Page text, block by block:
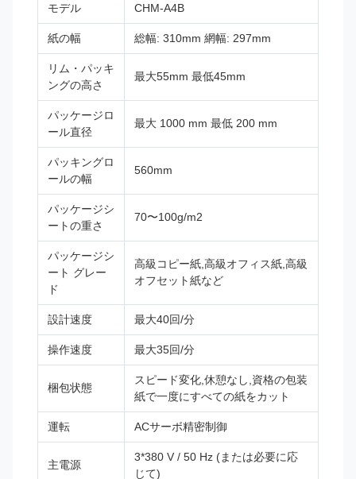
モデル CHM-A4B
紙の幅 総幅: 310mm 網幅: 297mm
リム・パッキ
ングの高さ
最大55mm 最低45mm
パッケージロ
ール直径
最大 1000 mm 最低 200 mm
パッキングロ
ールの幅
560mm
パッケージシ
ートの重さ
70〜100g/m2
パッケージシ
ート グレー
ド
高級コピー紙,高級オフィス紙,高級
オフセット紙など
設計速度 最大40回/分
操作速度 最大35回/分
梱包状態
スピード変化,休憩なし,資格の包装
紙で一度にすべての紙をカット
運転 ACサーボ精密制御
主電源
3*380 V / 50 Hz (または必要に応
じて)